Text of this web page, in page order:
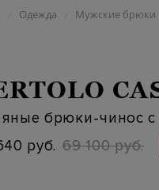
/ Одежда / Мужские брюки
брюки-чинос
руб. 69 100 руб.